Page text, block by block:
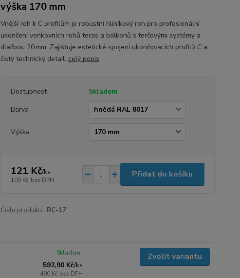
výška 170 mm
Vnější roh k C profilům je robustní hliníkový roh pro profesionální
ukončení venkovních rohů teras a balkonů s terčovými systémy a
dlažbou 20 mm. Zajišťuje estetické spojení ukončovacích profilů C a
čistý technický detail. celý popis
Dostupnost
Skladem
Barva
Výška
121 Kč/ks
100 Kč bez DPH
Přidat do košíku
Číslo produktu: RC-17
592,90 Kč/ks
490 Kč bez DPH
Skladem Zvolit variantu